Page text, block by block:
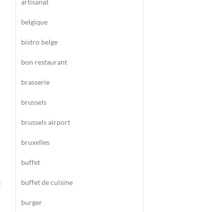
artisanat
belgique
bistro belge
bon restaurant
brasserie
brussels
brussels airport
bruxelles
buffet
buffet de cuisine
burger